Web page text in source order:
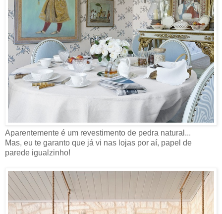
Aparentemente é um revestimento de pedra natural...
Mas, eu te garanto que já vi nas lojas por aí, papel de
parede igualzinho!